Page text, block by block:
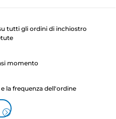
tutti gli ordini di inchiostro
momento
la frequenza dell'ordine